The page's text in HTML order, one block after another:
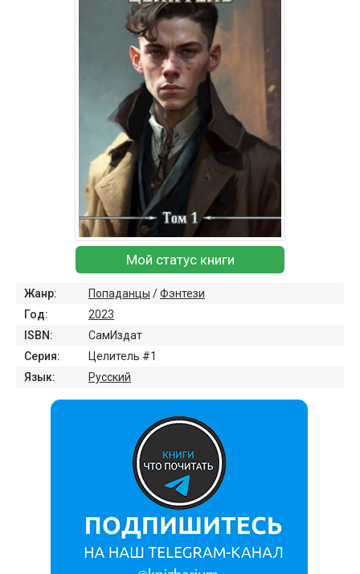
Мой статус книги
Жанр: Попаданцы /Фэнтези
Год:
2023
ISBN:
СамИздат
Серия:
Целитель #1
Язык:
Русский